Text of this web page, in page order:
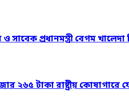
সাবেক প্রধানমন্ত্রী বেগম
২৬৫ টাকা রাষ্ট্রীয়